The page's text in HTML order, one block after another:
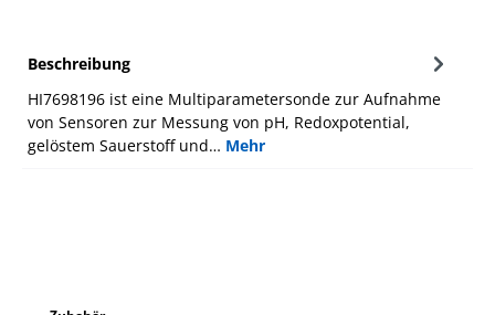
Beschreibung
HI7698196 ist eine Multiparametersonde zur Aufnahme
von Sensoren zur Messung von pH, Redoxpotential,
gelöstem Sauerstoff und… Mehr